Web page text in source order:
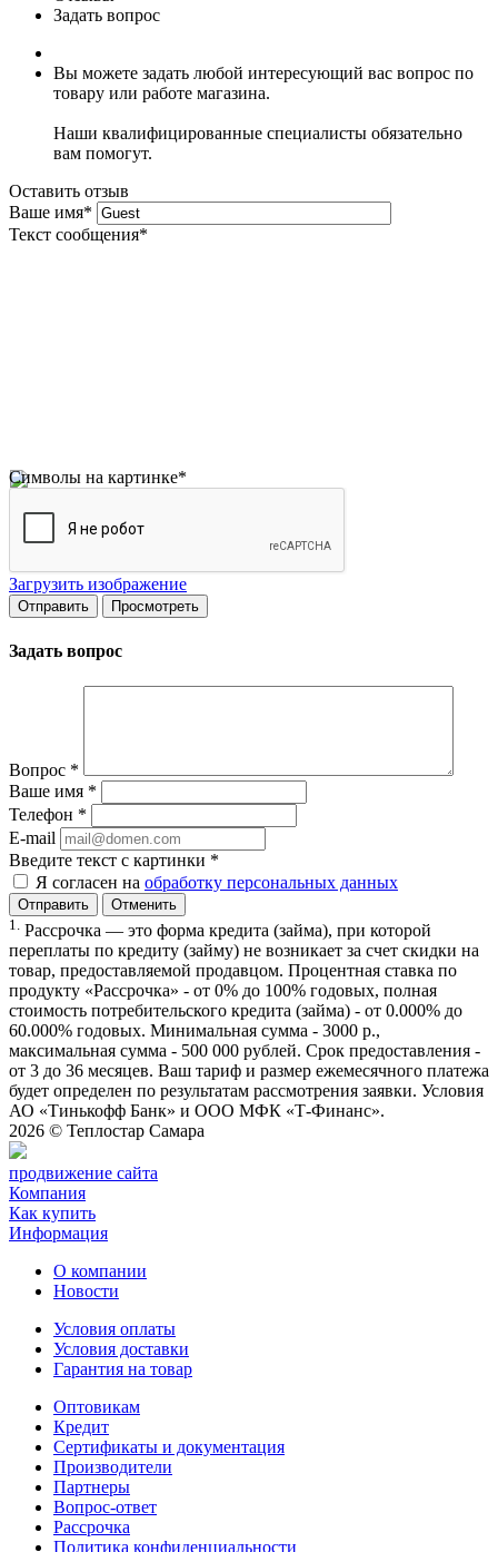
Задать вопрос
Вы можете задать любой интересующий вас вопрос по
товару или работе магазина.
Наши квалифицированные специалисты обязательно
вам помогут.
Оставить отзыв
Ваше имя*
Текст сообщения*
Символы на картинке*
Загрузить изображение
Задать вопрос
Вопрос *
Ваше имя *
Телефон *
E-mail
Введите текст с картинки *
Я согласен на обработку персональных данных
Отменить
1.
Рассрочка — это форма кредита (займа), при которой
переплаты по кредиту (займу) не возникает за счет скидки на
товар, предоставляемой продавцом. Процентная ставка по
продукту «Рассрочка» - от 0% до 100% годовых, полная
стоимость потребительского кредита (займа) - от 0.000% до
60.000% годовых. Минимальная сумма - 3000 р.,
максимальная сумма - 500 000 рублей. Срок предоставления -
от 3 до 36 месяцев. Ваш тариф и размер ежемесячного платежа
будет определен по результатам рассмотрения заявки. Условия
АО «Тинькофф Банк» и ООО МФК «Т-Финанс».
2026 © Теплостар Самара
продвижение сайта
Компания
Как купить
Информация
О компании
Новости
Условия оплаты
Условия доставки
Гарантия на товар
Оптовикам
Кредит
Сертификаты и документация
Производители
Партнеры
Вопрос-ответ
Рассрочка
Политика конфиденциальности